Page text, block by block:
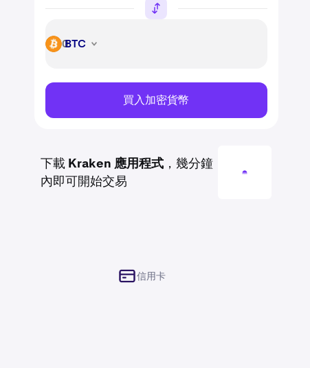
BTC BTC
買入加密貨幣
下載 Kraken 應用程式 ，幾分鐘
內即可開始交易
信用卡